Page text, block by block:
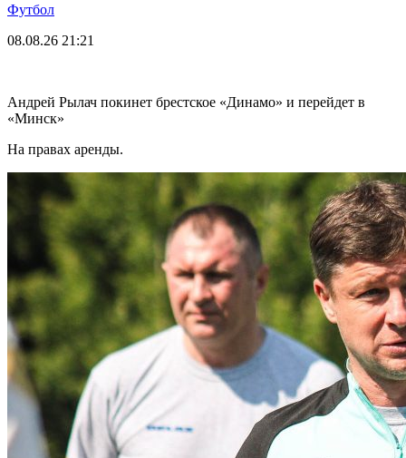
Футбол
08.08.26 21:21
Андрей Рылач покинет брестское «Динамо» и перейдет в
«Минск»
На правах аренды.